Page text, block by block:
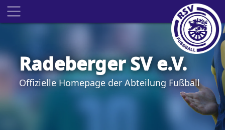
Radeberger SV e.V.
Offizielle Homepage der Abteilung Fußball